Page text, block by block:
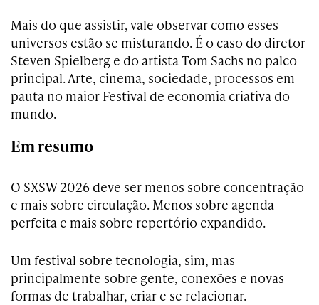
Mais do que assistir, vale observar como esses
universos estão se misturando. É o caso do diretor
Steven Spielberg e do artista Tom Sachs no palco
principal. Arte, cinema, sociedade, processos em
pauta no maior Festival de economia criativa do
mundo.
Em resumo
O SXSW 2026 deve ser menos sobre concentração
e mais sobre circulação. Menos sobre agenda
perfeita e mais sobre repertório expandido.
Um festival sobre tecnologia, sim, mas
principalmente sobre gente, conexões e novas
formas de trabalhar, criar e se relacionar.